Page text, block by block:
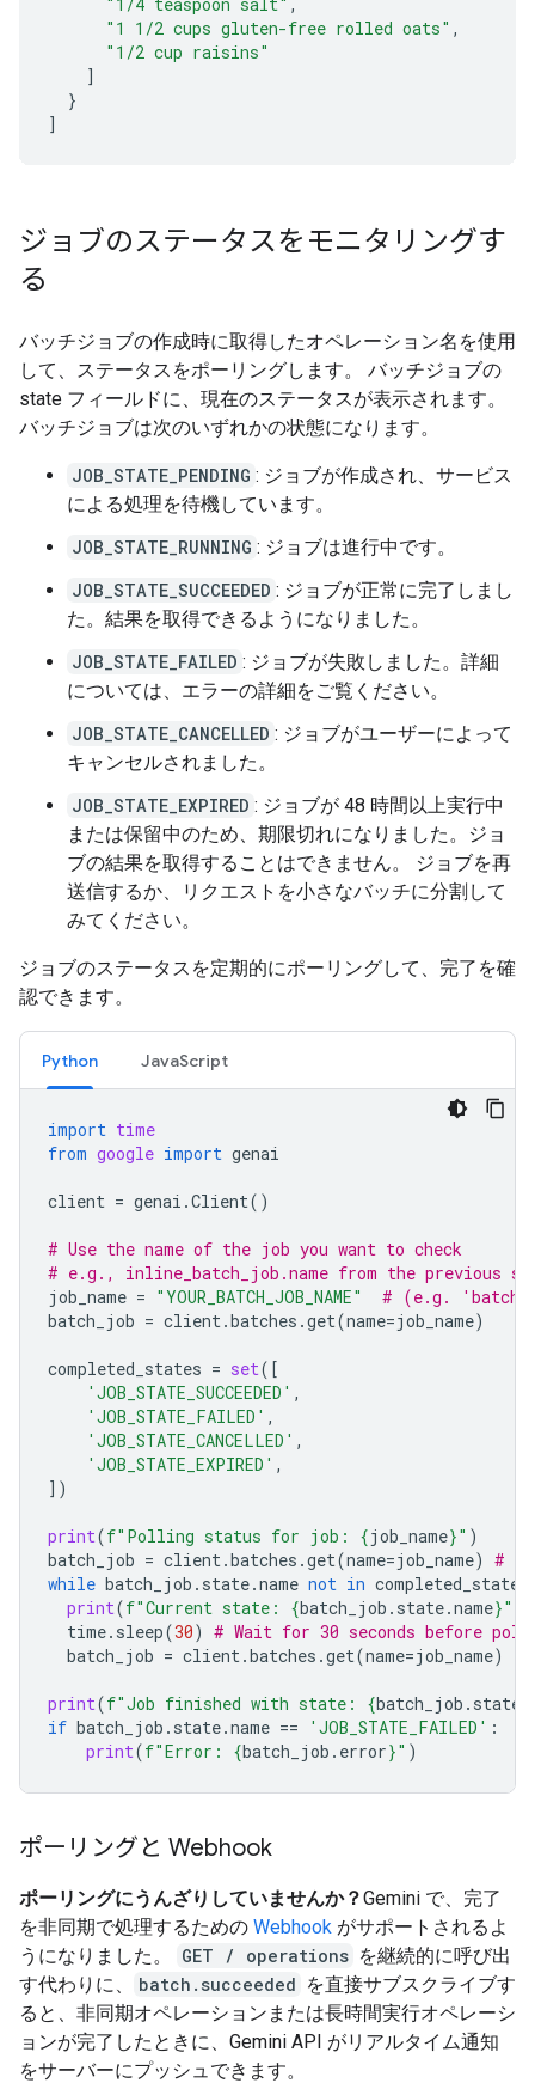
"1 1/2 cups gluten-free rolled oats" ,
"1/2 cup raisins"
]
}
]
ジョブのステータスをモニタリングす
る
バッチジョブの作成時に取得したオペレーション名を使用
して、ステータスをポーリングします。 バッチジョブの
state フィールドに、現在のステータスが表示されます。
バッチジョブは次のいずれかの状態になります。
JOB_STATE_PENDING : ジョブが作成され、サービス
による処理を待機しています。
JOB_STATE_RUNNING : ジョブは進行中です。
JOB_STATE_SUCCEEDED : ジョブが正常に完了しまし
た。結果を取得できるようになりました。
JOB_STATE_FAILED : ジョブが失敗しました。詳細
については、エラーの詳細をご覧ください。
JOB_STATE_CANCELLED : ジョブがユーザーによって
キャンセルされました。
JOB_STATE_EXPIRED : ジョブが 48 時間以上実行中
または保留中のため、期限切れになりました。ジョ
ブの結果を取得することはできません。 ジョブを再
送信するか、リクエストを小さなバッチに分割して
みてください。
ジョブのステータスを定期的にポーリングして、完了を確
認できます。
Python JavaScript
import time
from google import genai
client = genai .Client()
# Use the name of the job you want to check
# e.g., inline_batch_job.name from the previous
job_name = "YOUR_BATCH_JOB_NAME"
# (e.g.
batch_job = client.batches .get(name=job_name)
completed_states = set([
'JOB_STATE_SUCCEEDED' ,
'JOB_STATE_FAILED' ,
'JOB_STATE_CANCELLED' ,
'JOB_STATE_EXPIRED' ,
])
print(f"Polling status for job: {job_name}" )
batch_job = client.batches .get(name=job_name) #
while batch_job . state.name not in completed_states
print(f"Current state: {batch_job . state.name}"
time. sleep(30) # Wait for 30 seconds before
batch_job = client.batches .get(name=job_name)
print(f"Job finished with state: {batch_job . state
if batch_job . state.name == 'JOB_STATE_FAILED' :
print(f"Error: {batch_job . error}" )
ポーリングと Webhook
ポーリングにうんざりしていませんか？Gemini で、完了
を非同期で処理するための Webhook がサポートされるよ
うになりました。
GET / operations を継続的に呼び出
す代わりに、
batch.succeeded を直接サブスクライブす
ると、非同期オペレーションまたは長時間実行オペレーシ
ョンが完了したときに、Gemini API がリアルタイム通知
をサーバーにプッシュできます。